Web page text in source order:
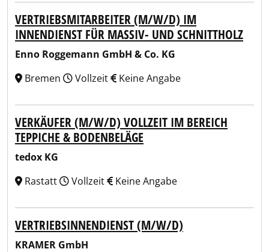
VERTRIEBSMITARBEITER (M/W/D) IM
INNENDIENST FÜR MASSIV- UND SCHNITTHOLZ
Enno Roggemann GmbH & Co. KG
Bremen
Vollzeit Keine Angabe
VERKÄUFER (M/W/D) VOLLZEIT IM BEREICH
TEPPICHE & BODENBELÄGE
tedox KG
Rastatt
Vollzeit Keine Angabe
VERTRIEBSINNENDIENST (M/W/D)
KRAMER GmbH